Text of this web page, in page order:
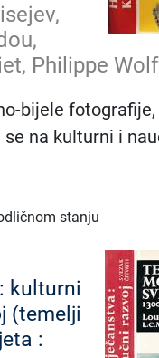
Philippe
bijele
na kulturni i
stanju
kulturni
(temelji
: